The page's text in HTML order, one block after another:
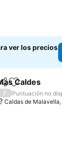
ver los precios
Añadir a
Caldes
/
Puntuación no
Caldas de Malavella,